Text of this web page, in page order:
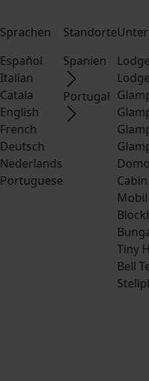
Sprachen
Español
Italian
Catala
English
French
Deutsch
Nederlands
Portuguese
Standorte
Spanien
Portugal
Tiny
Bell